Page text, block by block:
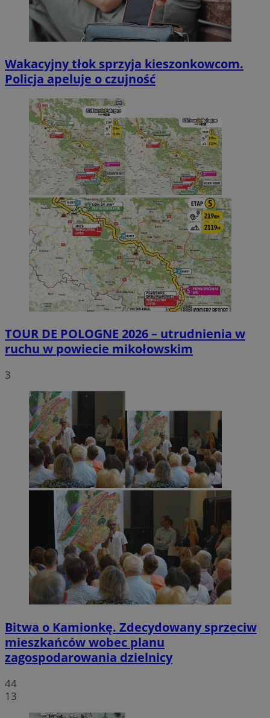
Wakacyjny tłok sprzyja kieszonkowcom.
Policja apeluje o czujność
TOUR DE POLOGNE 2026 – utrudnienia w
ruchu w powiecie mikołowskim
3
Bitwa o Kamionkę. Zdecydowany sprzeciw
mieszkańców wobec planu
zagospodarowania dzielnicy
44
13